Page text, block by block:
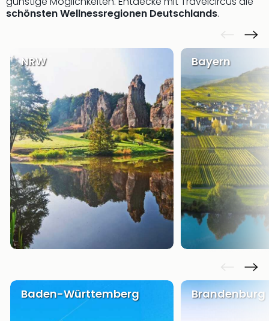
schönsten Wellnessregionen Deutschlands.
NRW Bayern
Baden-Württemberg Brandenburg